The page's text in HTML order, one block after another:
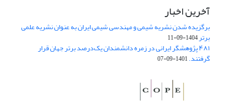
آخرین اخبار
برگزیده شدن نشریه شیمی و مهندسی شیمی ایران به عنوان نشریه علمی
برتر1404-09-11
۴۸۱ پژوهشگر ایرانی در زمره دانشمندان یک‌درصد برتر جهان قرار
گرفتند.1401-09-07